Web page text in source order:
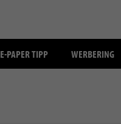
E-PAPER TIPP WERBERING